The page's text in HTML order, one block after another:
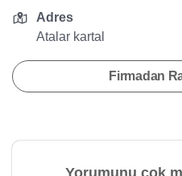
Adres
Atalar kartal
Firmadan
Yorumunu çok